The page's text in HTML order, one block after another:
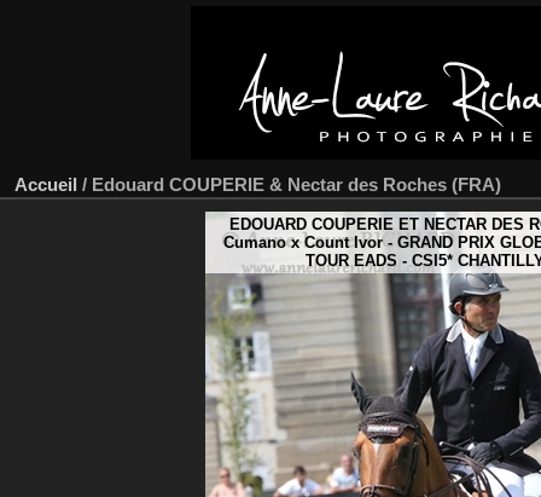
Accueil / Edouard COUPERIE & Nectar des Roches (FRA)
EDOUARD COUPERIE ET NECTAR DES
Cumano x Count Ivor - GRAND PRIX
TOUR EADS - CSI5*